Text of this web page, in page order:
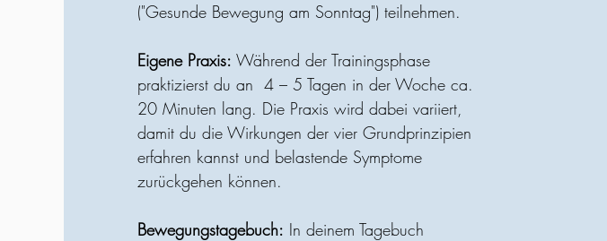
("Gesunde Bewegung am Sonntag") teilnehmen.
Eigene Praxis:Während der Trainingsphase
praktizierst du an 4 – 5 Tagen in der Woche ca.
20 Minuten lang. Die Praxis wird dabei variiert,
damit du die Wirkungen der vier Grundprinzipien
erfahren kannst und belastende Symptome
zurückgehen können.
Bewegungstagebuch: In deinem Tagebuch